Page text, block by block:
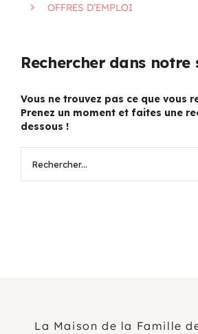
OFFRES D’EMPLOI
Rechercher dans notre
Vous ne trouvez pas ce que vous
Prenez un moment et faites une
dessous !
La Maison de la Famille